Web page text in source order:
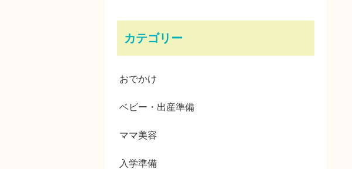
カテゴリー
おでかけ
ベビー・出産準備
ママ美容
入学準備